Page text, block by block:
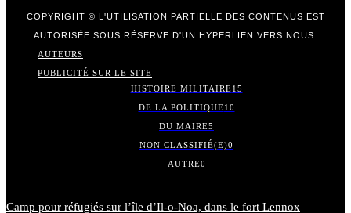
COPYRIGHT © L'UTILISATION PARTIELLE DES CONTENUS EST
AUTORISÉE SOUS RÉSERVE D'UN HYPERLIEN VERS NOUS.
AUTEURS
PUBLICITÉ SUR LE SITE
HISTOIRE MILITAIRE15
DE LA POLITIQUE10
DU MAIRE5
NON CLASSIFIÉ(E)0
AUTRE0
Camp pour réfugiés sur l’île d’Il-o-Noa, dans le fort Lennox